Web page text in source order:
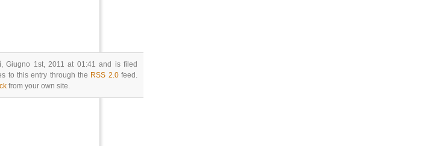
Giugno 1st, 2011 at 01:41 and is filed
to this entry through the RSS 2.0feed.
from your own site.